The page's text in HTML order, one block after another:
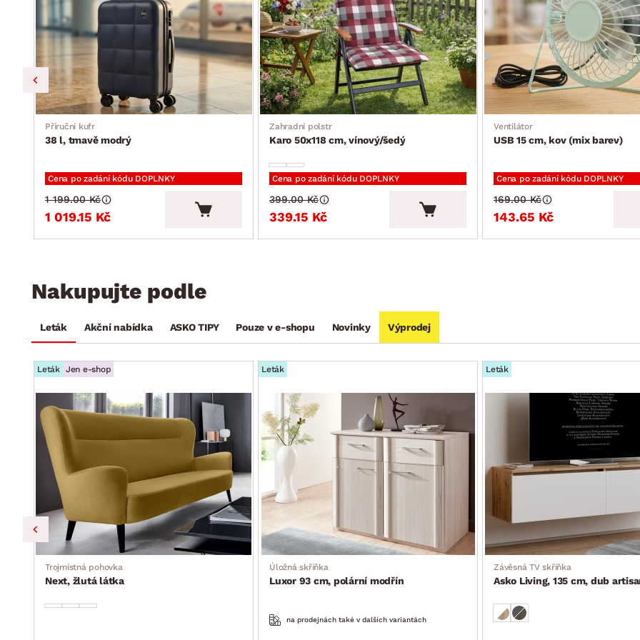
Příruční kufr
38 l, tmavě modrý
Cena po zadání kódu DOPLNKY
1 019.15 Kč
1 199.00 Kč
Zahradní polstr
Karo 50x118 cm, vínový/šedý
Cena po zadání kódu DOPLNKY
339.15 Kč
399.00 Kč
Ventilátor
USB 15 cm, kov (mix barev)
Cena po zadání kódu DOPLNKY
143.65 Kč
169.00 Kč
Nakupujte podle
Leták Akční nabídka ASKO TIPY Pouze v e-shopu Novinky Výprodej
Leták Jen e-shop
Trojmístná pohovka
Next, žlutá látka
Leták
Úložná skříňka
Luxor 93 cm, polární modřín
na prodejnách také v dalších variantách
Leták
Závěsná TV skříňka
Asko Living, 135 cm, dub